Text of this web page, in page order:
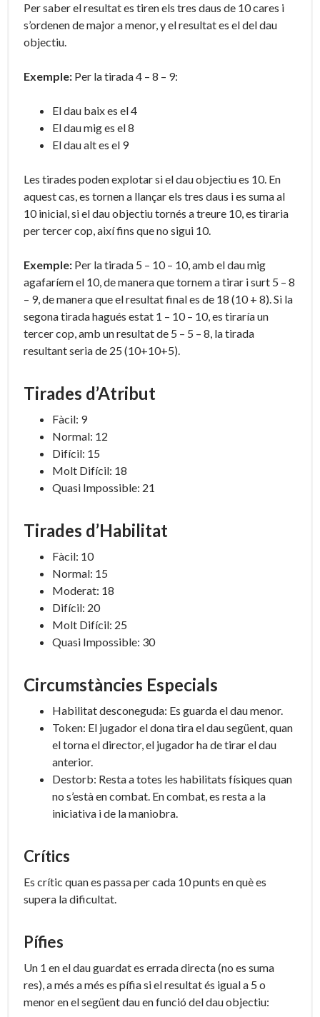
Per saber el resultat es tiren els tres daus de 10 cares i
s’ordenen de major a menor, y el resultat es el del dau
objectiu.
Exemple: Per la tirada 4 – 8 – 9:
El dau baix es el 4
El dau mig es el 8
El dau alt es el 9
Les tirades poden explotar si el dau objectiu es 10. En
aquest cas, es tornen a llançar els tres daus i es suma al
10 inicial, si el dau objectiu tornés a treure 10, es tiraria
per tercer cop, així fins que no sigui 10.
Exemple: Per la tirada 5 – 10 – 10, amb el dau mig
agafaríem el 10, de manera que tornem a tirar i surt 5 – 8
– 9, de manera que el resultat final es de 18 (10 + 8). Si la
segona tirada hagués estat 1 – 10 – 10, es tiraría un
tercer cop, amb un resultat de 5 – 5 – 8, la tirada
resultant seria de 25 (10+10+5).
Tirades d’Atribut
Fàcil: 9
Normal: 12
Difícil: 15
Molt Difícil: 18
Quasi Impossible: 21
Tirades d’Habilitat
Fàcil: 10
Normal: 15
Moderat: 18
Difícil: 20
Molt Difícil: 25
Quasi Impossible: 30
Circumstàncies Especials
Habilitat desconeguda: Es guarda el dau menor.
Token: El jugador el dona tira el dau següent, quan
el torna el director, el jugador ha de tirar el dau
anterior.
Destorb: Resta a totes les habilitats físiques quan
no s’està en combat. En combat, es resta a la
iniciativa i de la maniobra.
Crítics
Es crític quan es passa per cada 10 punts en què es
supera la dificultat.
Pífies
Un 1 en el dau guardat es errada directa (no es suma
res), a més a més es pífia si el resultat és igual a 5 o
menor en el següent dau en funció del dau objectiu: